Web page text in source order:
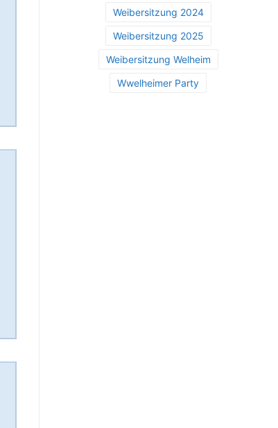
Weibersitzung 2024
Weibersitzung 2025
Weibersitzung Welheim
Wwelheimer Party